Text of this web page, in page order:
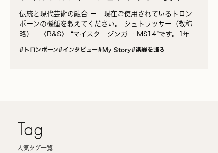
タビュー
伝統と現代芸術の融合 ー 現在ご使用されているトロン
ボーンの機種を教えてください。 シュトラッサー（敬称
略） 〈B&S〉 “マイスタージンガー MS14”です。1年半
#トロンボーン#インタビュー#My Story#楽器を語る
Tag
人気タグ一覧